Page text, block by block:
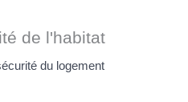
de l'habitat
du logement